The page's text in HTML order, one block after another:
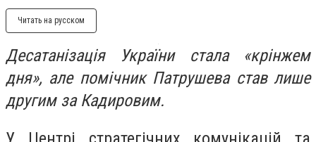
Читать на русском
Десатанізація України стала «крінжем
дня», але помічник Патрушева став лише
другим за Кадировим.